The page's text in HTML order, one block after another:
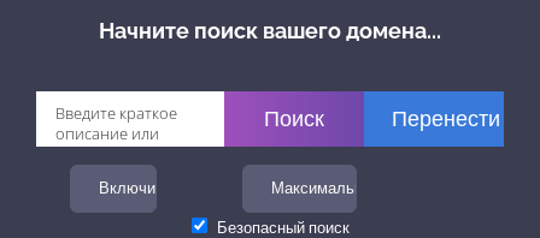
Начните поиск вашего домена...
Включить TLD Максимальная длина
Безопасный поиск